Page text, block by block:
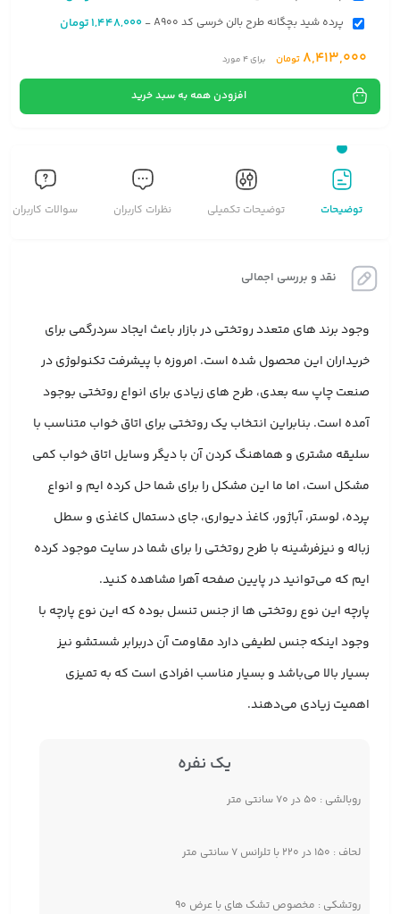
پرده شید بچگانه طرح بالن خرسی کد A900 -
1,448,000تومان
8,413,000 تومان برای4مورد
افزودن همه به سبد خرید
توضیحات توضیحات تکمیلی نظرات کاربران سوالات کاربران
نقد و بررسی اجمالی
وجود برند های متعدد روتختی در بازار باعث ایجاد سردرگمی برای
خریداران این محصول شده است. امروزه با پیشرفت تکنولوژی در
صنعت چاپ سه بعدی، طرح های زیادی برای انواع روتختی بوجود
آمده است. بنابراین انتخاب یک روتختی برای اتاق خواب متناسب با
سلیقه مشتری و هماهنگ کردن آن با دیگر وسایل اتاق خواب کمی
مشکل است، اما ما این مشکل را برای شما حل کرده ایم و انواع
پرده، لوستر، آباژور، کاغذ دیواری، جای دستمال کاغذی و سطل
زباله و نیزفرشینه با طرح روتختی را برای شما در سایت موجود کرده
ایم که می‌توانید در پایین صفحه آهرا مشاهده کنید.
پارچه این نوع روتختی ها از جنس تنسل بوده که این نوع پارچه با
وجود اینکه جنس لطیفی دارد مقاومت آن دربرابر شستشو نیز
بسیار بالا می‌باشد و بسیار مناسب افرادی است که به تمیزی
اهمیت زیادی می‌دهند.
یک نفره
روبالشی : ۵۰ در ۷۰ سانتی متر
لحاف : ۱۵۰ در ۲۲۰ با تلرانس ۷ سانتی متر
روتشکی : مخصوص تشک های با عرض ۹۰